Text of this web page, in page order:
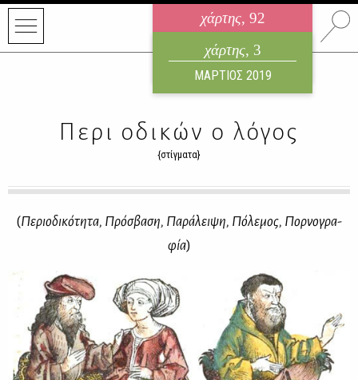
χάρτης, 92
ηλεκτρονικό περιοδικό
ΑΥΓΟΥΣΤΟΣ 2026
χάρτης, 3
ΜΑΡΤΙΟΣ 2019
Περι οδικών ο λόγος
{στίγματα}
(Πε­ριο­δι­κό­τη­τα, Πρό­σβα­ση, Π­αράλειψη, Πό­λε­μος, Πορ­νο­γρα­
φία)